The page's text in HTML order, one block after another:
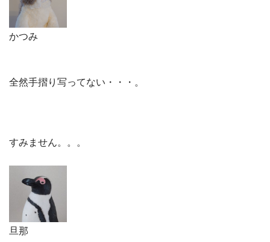
かつみ
全然手摺り写ってない・・・。
すみません。。。
旦那